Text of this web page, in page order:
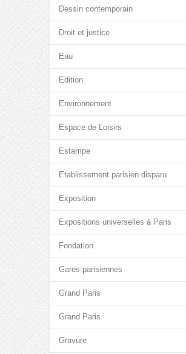
Dessin contemporain
Droit et justice
Eau
Edition
Environnement
Espace de Loisirs
Estampe
Etablissement parisien disparu
Exposition
Expositions universelles à Paris
Fondation
Gares parisiennes
Grand Paris
Grand Paris
Gravure